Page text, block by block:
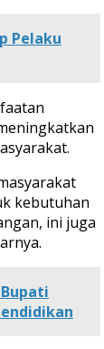
Pelaku
kebutuhan
ini juga